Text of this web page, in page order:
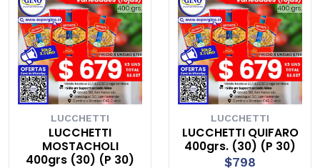
LUCCHETTI
LUCCHETTI
MOSTACHOLI
400grs (30) (P 30)
LUCCHETTI
LUCCHETTI QUIFARO
400grs. (30) (P 30)
$798